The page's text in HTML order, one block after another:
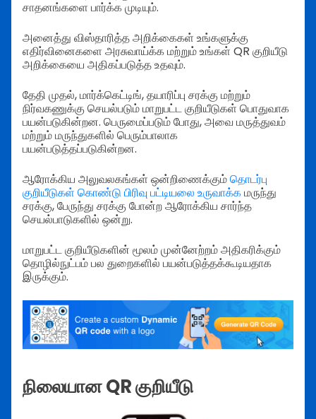
சாதனங்களை பார்க்க முடியும்.
அனைத்து விஸ்தாரித்த அறிக்கைகள் உங்களுக்கு
எதிர்வினைகளை அரசுவாய்க்க மற்றும் உங்கள் QR குறியீடு
அறிக்கையை அதிகப்படுத்த உதவும்.
தேதி முதல், மார்க்கெட்டிங், தயாரிப்பு சரக்கு மற்றும்
நிர்வகணுக்கு செயல்படும் மாறுபட்ட குறியீடுகள் பொதுவாக
பயன்படுகின்றன. பெருமைப்படும் போது, அவை மருத்துவம்
மற்றும் மருந்துகளில் பெரும்பாலாக
பயன்படுத்தப்படுகின்றன.
ஆரோக்கிய அலுவலகங்கள் ஒன்றிணைக்கும்தொடர்பு
குறியீடுகள் கொண்டு பிரிவு பட்டியலை உருவாக்கமருந்து
சரக்கு, பேருந்து சரக்கு போன்ற ஆரோக்கிய சார்ந்த
செயல்பாடுகளில் ஒன்று.
மாறுபட்ட குறியீடுகளின் மூலம் முன்னேற்றம் அதிகரிக்கும்
தொழில்நுட்பம் பல துறைகளில் பயன்படுத்தக்கூடியதாக
இருக்கும்.
நிலையான QR குறியீடு